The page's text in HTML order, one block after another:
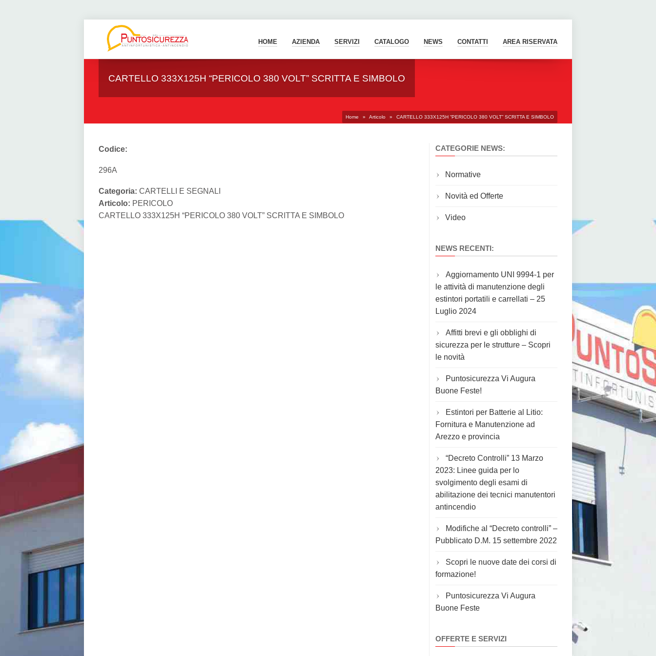
HOME AZIENDA SERVIZI CATALOGO NEWS CONTATTI AREA RISERVATA
CARTELLO 333X125H “PERICOLO 380 VOLT” SCRITTA E SIMBOLO
Home » Articolo » CARTELLO 333X125H “PERICOLO 380 VOLT” SCRITTA E SIMBOLO
Codice:
296A
Categoria: CARTELLI E SEGNALI
Articolo: PERICOLO
CARTELLO 333X125H “PERICOLO 380 VOLT” SCRITTA E SIMBOLO
CATEGORIE NEWS:
Normative
Novità ed Offerte
Video
NEWS RECENTI:
Aggiornamento UNI 9994-1 per
le attività di manutenzione degli
estintori portatili e carrellati – 25
Luglio 2024
Affitti brevi e gli obblighi di
sicurezza per le strutture – Scopri
le novità
Puntosicurezza Vi Augura
Buone Feste!
Estintori per Batterie al Litio:
Fornitura e Manutenzione ad
Arezzo e provincia
“Decreto Controlli” 13 Marzo
2023: Linee guida per lo
svolgimento degli esami di
abilitazione dei tecnici manutentori
antincendio
Modifiche al “Decreto controlli” –
Pubblicato D.M. 15 settembre 2022
Scopri le nuove date dei corsi di
formazione!
Puntosicurezza Vi Augura
Buone Feste
OFFERTE E SERVIZI